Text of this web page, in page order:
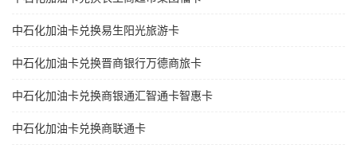
中石化加油卡兑换易生阳光旅游卡
中石化加油卡兑换晋商银行万德商旅卡
中石化加油卡兑换商银通汇智通卡智惠卡
中石化加油卡兑换商联通卡